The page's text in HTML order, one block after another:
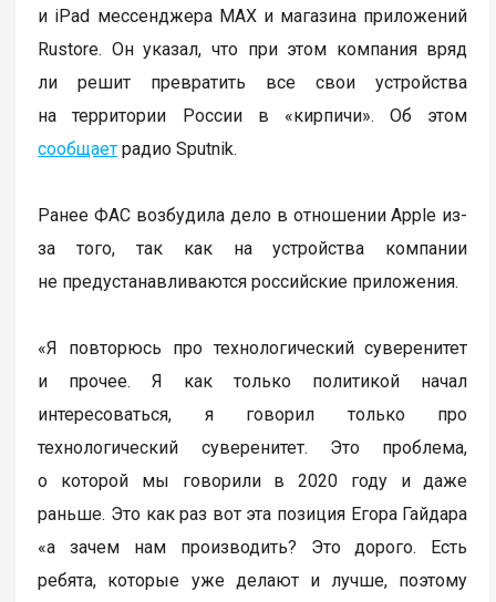
и iPad мессенджера MAX и магазина приложений
Rustore. Он указал, что при этом компания вряд
ли решит превратить все свои устройства
на территории России в «кирпичи». Об этом
сообщает радио Sputnik.
Ранее ФАС возбудила дело в отношении Apple из-
за того, так как на устройства компании
не предустанавливаются российские приложения.
«Я повторюсь про технологический суверенитет
и прочее. Я как только политикой начал
интересоваться, я говорил только про
технологический суверенитет. Это проблема,
о которой мы говорили в 2020 году и даже
раньше. Это как раз вот эта позиция Егора Гайдара
«а зачем нам производить? Это дорого. Есть
ребята, которые уже делают и лучше, поэтому